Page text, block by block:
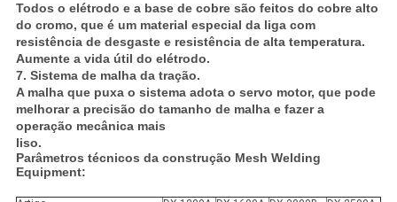
Todos o elétrodo e a base de cobre são feitos do cobre alto
do cromo, que é um material especial da liga com
resistência de desgaste e resistência de alta temperatura.
Aumente a vida útil do elétrodo.
7. Sistema de malha da tração.
A malha que puxa o sistema adota o servo motor, que pode
melhorar a precisão do tamanho de malha e fazer a
operação mecânica mais
liso.
Parâmetros técnicos da construção Mesh Welding
Equipment: